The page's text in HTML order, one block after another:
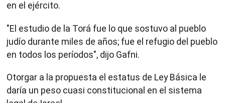
en el ejército.
"El estudio de la Torá fue lo que sostuvo al pueblo
judío durante miles de años; fue el refugio del pueblo
en todos los períodos", dijo Gafni.
Otorgar a la propuesta el estatus de Ley Básica le
daría un peso cuasi constitucional en el sistema